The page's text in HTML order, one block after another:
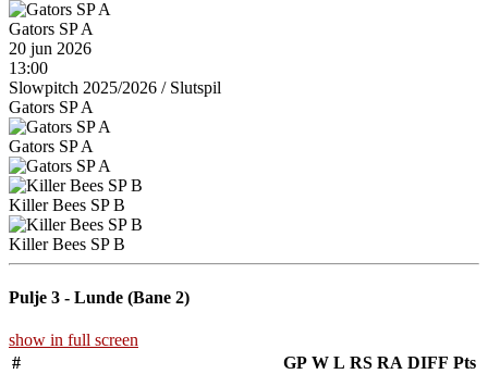
Gators SP A
20 jun 2026
13:00
Slowpitch 2025/2026 /Slutspil
Gators SP A
Gators SP A
Killer Bees SP B
Killer Bees SP B
Pulje 3 - Lunde (Bane 2)
show in full screen
#
GP W L RS RA DIFF Pts